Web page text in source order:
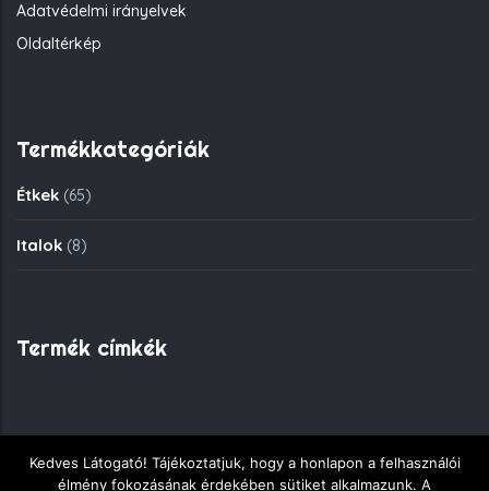
Adatvédelmi irányelvek
Oldaltérkép
Termékkategóriák
Étkek (65)
Italok (8)
Termék címkék
Copyright © 2018 - Fekete Sas Gyorsétkezde - Minden jog
Kedves Látogató! Tájékoztatjuk, hogy a honlapon a felhasználói
élmény fokozásának érdekében sütiket alkalmazunk. A